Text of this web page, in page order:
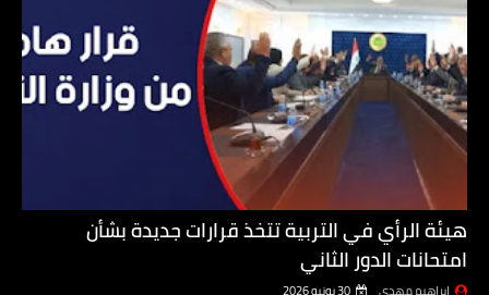
هيئة الرأي في التربية تتخذ قرارات جديدة بشأن
امتحانات الدور الثاني
ابراهيم مهدي 30 يونيو 2026